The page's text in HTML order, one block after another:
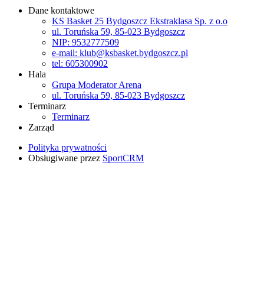
Dane kontaktowe
KS Basket 25 Bydgoszcz Ekstraklasa Sp. z o.o
ul. Toruńska 59, 85-023 Bydgoszcz
NIP: 9532777509
e-mail: klub@ksbasket.bydgoszcz.pl
tel: 605300902
Hala
Grupa Moderator Arena
ul. Toruńska 59, 85-023 Bydgoszcz
Terminarz
Terminarz
Zarząd
Polityka prywatności
Obsługiwane przez SportCRM